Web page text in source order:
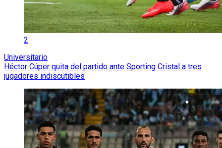
2
Universitario
Héctor Cúper quita del partido ante Sporting Cristal a tres
jugadores indiscutibles